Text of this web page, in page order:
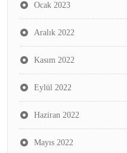
Ocak 2023
Aralık 2022
Kasım 2022
Eylül 2022
Haziran 2022
Mayıs 2022